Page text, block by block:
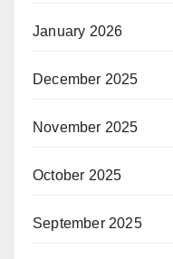
January 2026
December 2025
November 2025
October 2025
September 2025